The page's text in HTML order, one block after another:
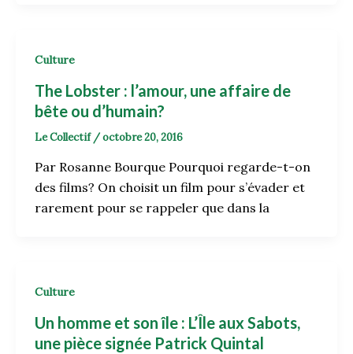
Culture
The Lobster : l’amour, une affaire de
bête ou d’humain?
Le Collectif /octobre 20, 2016
Par Rosanne Bourque Pourquoi regarde-t-on
des films? On choisit un film pour s’évader et
rarement pour se rappeler que dans la
Culture
Un homme et son île : L’Île aux Sabots,
une pièce signée Patrick Quintal